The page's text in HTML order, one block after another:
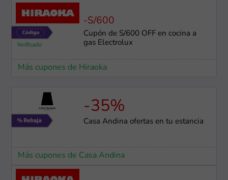
-S/600
Cupón de S/600 OFF en cocina a
gas Electrolux
Más cupones de Hiraoka
-35%
Casa Andina ofertas en tu estancia
Más cupones de Casa Andina